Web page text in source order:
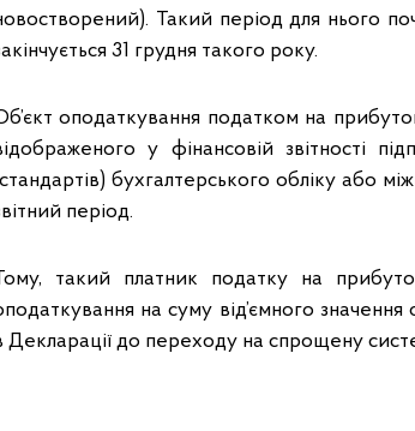
Такий період для нього
31 грудня такого року.
оподаткування податком на
у фінансовій звітності
бухгалтерського обліку або
період.
такий платник податку на
на суму від’ємного
Декларації до переходу на спрощену